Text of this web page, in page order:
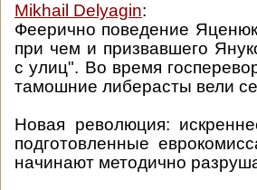
Mikhail Delyagin:
Феерично поведение
при чем и призвавшего
с улиц". Во время
тамошние либерасты вели
Новая революция:
подготовленные
начинают методично